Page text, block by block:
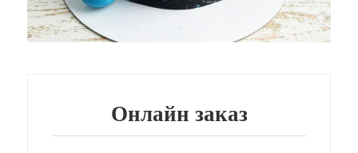
Онлайн заказ